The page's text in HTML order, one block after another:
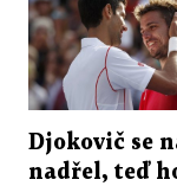
Djokovič se
nadřel, teď